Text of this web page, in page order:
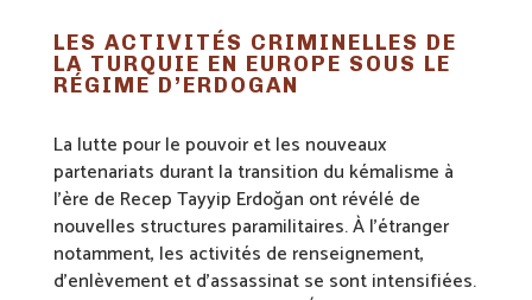
LES ACTIVITÉS CRIMINELLES DE
LA TURQUIE EN EUROPE SOUS LE
RÉGIME D’ERDOGAN
La lutte pour le pouvoir et les nouveaux
partenariats durant la transition du kémalisme à
l’ère de Recep Tayyip Erdoğan ont révélé de
nouvelles structures paramilitaires. À l’étranger
notamment, les activités de renseignement,
d’enlèvement et d’assassinat se sont intensifiées.